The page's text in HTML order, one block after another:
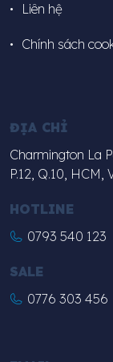
Liên hệ
Chính sách
ĐỊA CHỈ
Charmington La
P.12, Q.10, HCM,
HOTLINE
0793 540 123
SALE
0776 303 456